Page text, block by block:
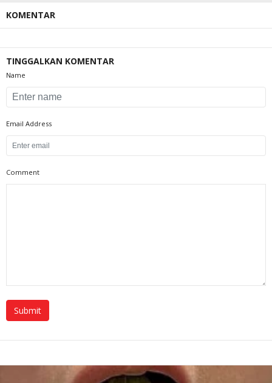
KOMENTAR
TINGGALKAN KOMENTAR
Name
Email Address
Comment